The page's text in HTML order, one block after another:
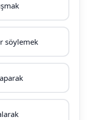
söylemek